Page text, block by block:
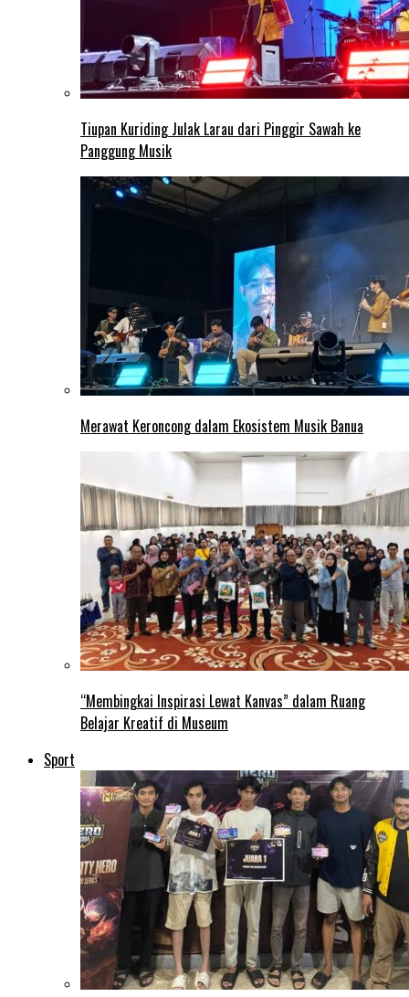
Tiupan Kuriding Julak Larau dari Pinggir Sawah ke
Panggung Musik
Merawat Keroncong dalam Ekosistem Musik Banua
“Membingkai Inspirasi Lewat Kanvas” dalam Ruang
Belajar Kreatif di Museum
Sport